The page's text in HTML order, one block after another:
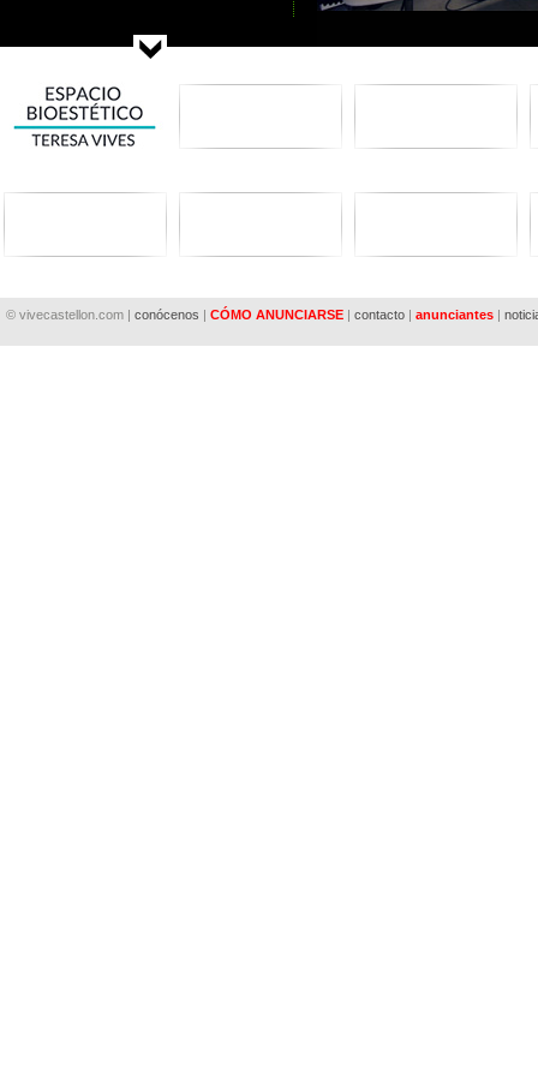
© vivecastellon.com | conócenos | CÓMO ANUNCIARSE| contacto| anunciantes|